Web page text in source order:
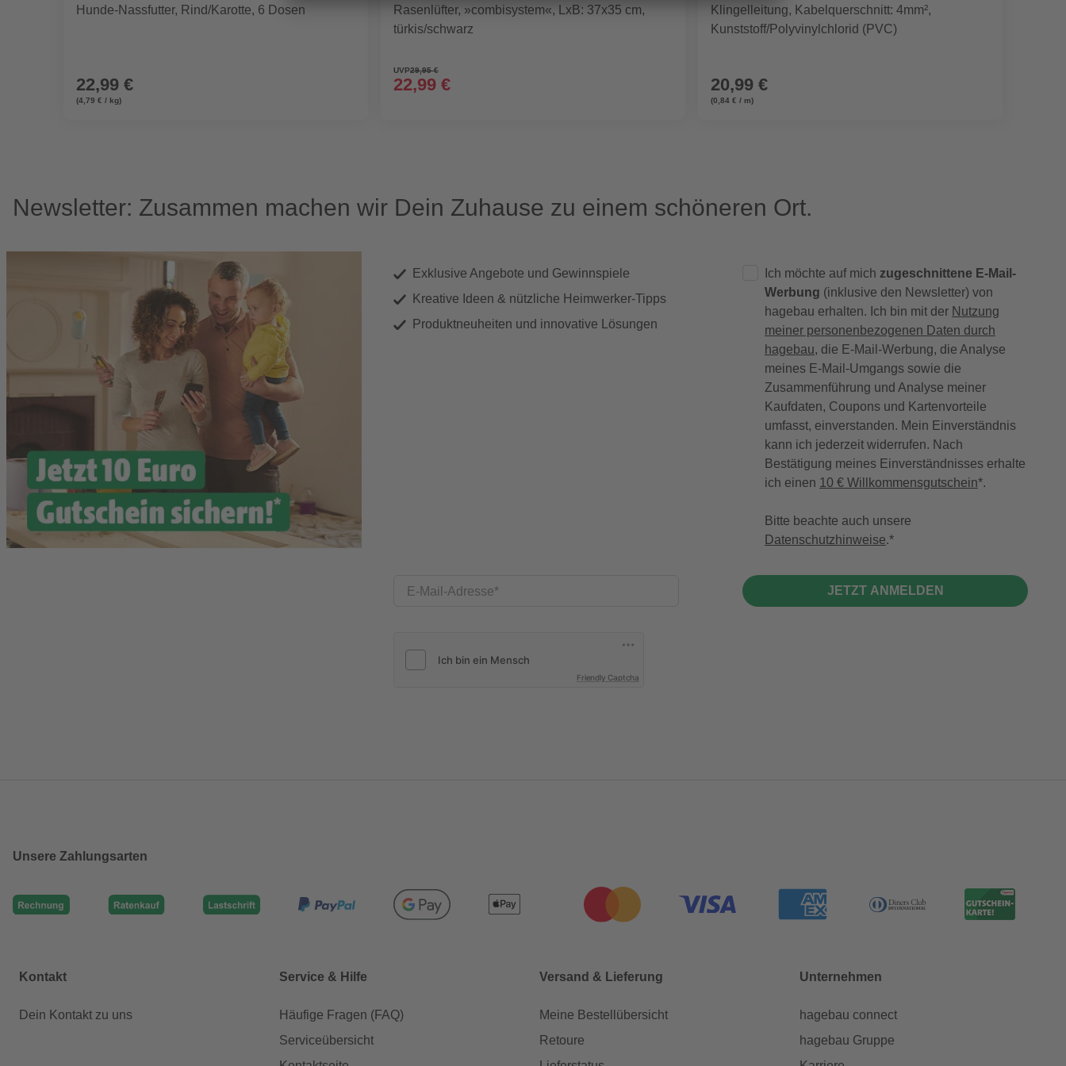
Hunde-Nassfutter, Rind/Karotte, 6 Dosen
22,99 €
(4,79 € / kg)
Rasenlüfter, »combisystem«, LxB: 37x35 cm,
türkis/schwarz
UVP29,95 €
22,99 €
Klingelleitung, Kabelquerschnitt: 4mm²,
Kunststoff/Polyvinylchlorid (PVC)
20,99 €
(0,84 € / m)
Newsletter: Zusammen machen wir Dein Zuhause zu einem schöneren Ort.
Exklusive Angebote und Gewinnspiele
Kreative Ideen & nützliche Heimwerker-Tipps
Produktneuheiten und innovative Lösungen
E-Mail-Adresse
Friendly Captcha
Ich möchte auf mich zugeschnittene E-Mail-
Werbung (inklusive den Newsletter) von
hagebau erhalten. Ich bin mit der Nutzung
meiner personenbezogenen Daten durch
hagebau, die E-Mail-Werbung, die Analyse
meines E-Mail-Umgangs sowie die
Zusammenführung und Analyse meiner
Kaufdaten, Coupons und Kartenvorteile
umfasst, einverstanden. Mein Einverständnis
kann ich jederzeit widerrufen. Nach
Bestätigung meines Einverständnisses erhalte
ich einen 10 € Willkommensgutschein*.
Bitte beachte auch unsere
Datenschutzhinweise.
JETZT ANMELDEN
Unsere Zahlungsarten
Kontakt
Dein Kontakt zu uns
Service & Hilfe
Häufige Fragen (FAQ)
Serviceübersicht
Versand & Lieferung
Meine Bestellübersicht
Retoure
Unternehmen
hagebau connect
hagebau Gruppe